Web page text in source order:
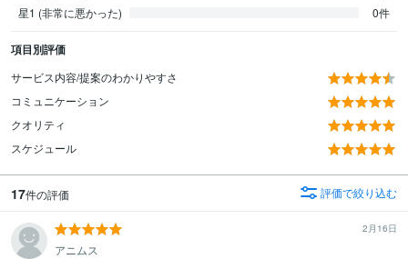
星1 (非常に悪かった)
0件
項目別評価
サービス内容/提案のわかりやすさ
コミュニケーション
クオリティ
スケジュール
17件の評価 評価で絞り込む
2月16日
アニムス